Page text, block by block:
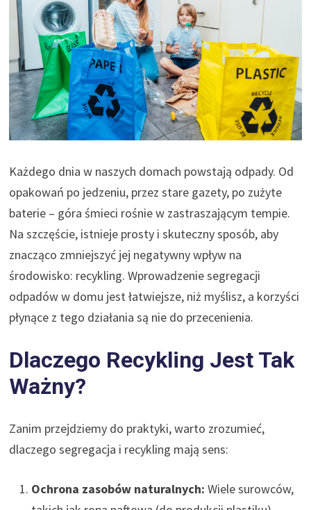
Każdego dnia w naszych domach powstają odpady. Od
opakowań po jedzeniu, przez stare gazety, po zużyte
baterie – góra śmieci rośnie w zastraszającym tempie.
Na szczęście, istnieje prosty i skuteczny sposób, aby
znacząco zmniejszyć jej negatywny wpływ na
środowisko: recykling. Wprowadzenie segregacji
odpadów w domu jest łatwiejsze, niż myślisz, a korzyści
płynące z tego działania są nie do przecenienia.
Dlaczego Recykling Jest Tak
Ważny?
Zanim przejdziemy do praktyki, warto zrozumieć,
dlaczego segregacja i recykling mają sens:
Ochrona zasobów naturalnych: Wiele surowców,